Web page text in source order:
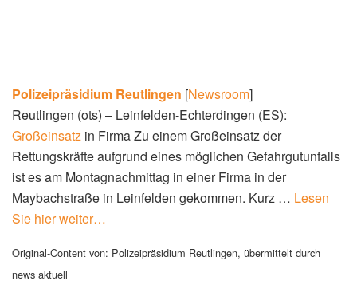
Polizeipräsidium Reutlingen [Newsroom]
Reutlingen (ots) – Leinfelden-Echterdingen (ES):
Großeinsatz in Firma Zu einem Großeinsatz der
Rettungskräfte aufgrund eines möglichen Gefahrgutunfalls
ist es am Montagnachmittag in einer Firma in der
Maybachstraße in Leinfelden gekommen. Kurz … Lesen
Sie hier weiter…
Original-Content von: Polizeipräsidium Reutlingen, übermittelt durch
news aktuell